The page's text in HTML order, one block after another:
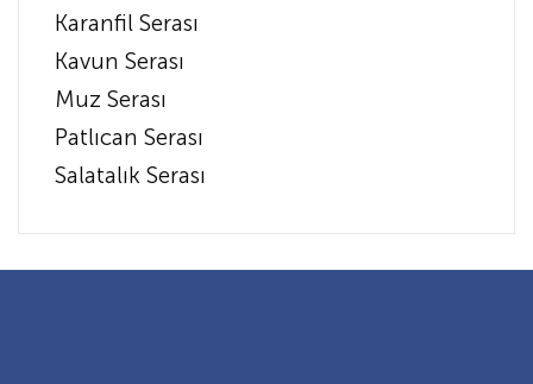
Karanfil Serası
Kavun Serası
Muz Serası
Patlıcan Serası
Salatalık Serası